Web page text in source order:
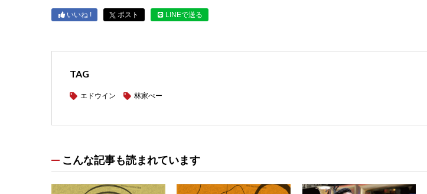
いいね ! ポスト LINEで送る
TAG
エドウイン 林家ぺー
こんな記事も読まれています